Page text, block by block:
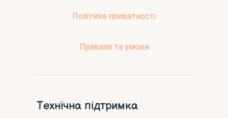
Політика приватності
Правила та умови
Технічна підтримка